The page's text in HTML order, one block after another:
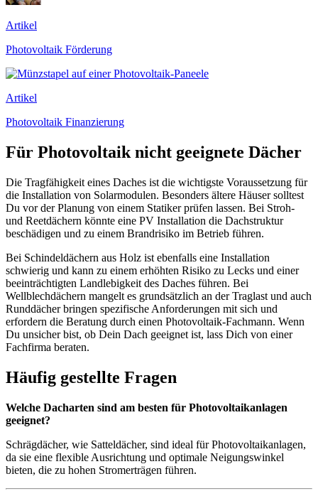
Artikel
Photovoltaik Förderung
Artikel
Photovoltaik Finanzierung
Für Photovoltaik nicht geeignete Dächer
Die Tragfähigkeit eines Daches ist die wichtigste Voraussetzung für
die Installation von Solarmodulen. Besonders ältere Häuser solltest
Du vor der Planung von einem Statiker prüfen lassen. Bei Stroh-
und Reetdächern könnte eine PV Installation die Dachstruktur
beschädigen und zu einem Brandrisiko im Betrieb führen.
Bei Schindeldächern aus Holz ist ebenfalls eine Installation
schwierig und kann zu einem erhöhten Risiko zu Lecks und einer
beeinträchtigten Landlebigkeit des Daches führen. Bei
Wellblechdächern mangelt es grundsätzlich an der Traglast und auch
Runddächer bringen spezifische Anforderungen mit sich und
erfordern die Beratung durch einen Photovoltaik-Fachmann. Wenn
Du unsicher bist, ob Dein Dach geeignet ist, lass Dich von einer
Fachfirma beraten.
Häufig gestellte Fragen
Welche Dacharten sind am besten für Photovoltaikanlagen
geeignet?
Schrägdächer, wie Satteldächer, sind ideal für Photovoltaikanlagen,
da sie eine flexible Ausrichtung und optimale Neigungswinkel
bieten, die zu hohen Stromerträgen führen.